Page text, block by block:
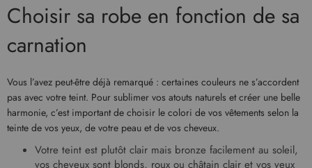
Choisir sa robe en fonction de sa
carnation
Vous l’avez peut-être déjà remarqué : certaines couleurs ne s’accordent
pas avec votre teint. Pour sublimer vos atouts naturels et créer une belle
harmonie, c’est important de choisir le colori de vos vêtements selon la
teinte de vos yeux, de votre peau et de vos cheveux.
Votre teint est plutôt clair mais bronze facilement au soleil,
vos cheveux sont blonds, roux ou châtain clair et vos yeux